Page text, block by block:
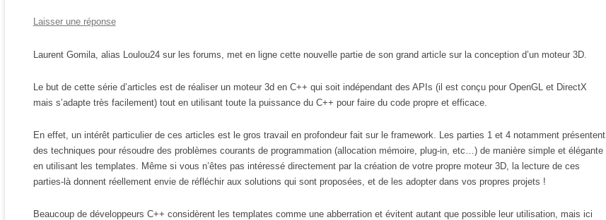
Laisser une réponse
Laurent Gomila, alias Loulou24 sur les forums, met en ligne cette nouvelle partie de son grand article sur la conception d’un moteur 3D.
Le but de cette série d’articles est de réaliser un moteur 3d en C++ qui soit indépendant des APIs (il est conçu pour OpenGL et DirectX
mais s’adapte très facilement) tout en utilisant toute la puissance du C++ pour faire du code propre et efficace.
En effet, un intérêt particulier de ces articles est le gros travail en profondeur fait sur le framework. Les parties 1 et 4 notamment présentent
des techniques pour résoudre des problèmes courants de programmation (allocation mémoire, plug-in, etc…) de manière simple et élégante
en utilisant les templates. Même si vous n’êtes pas intéressé directement par la création de votre propre moteur 3D, la lecture de ces
parties-là donnent réellement envie de réfléchir aux solutions qui sont proposées, et de les adopter dans vos propres projets !
Beaucoup de développeurs C++ considèrent les templates comme une abberration et évitent autant que possible leur utilisation, mais ici